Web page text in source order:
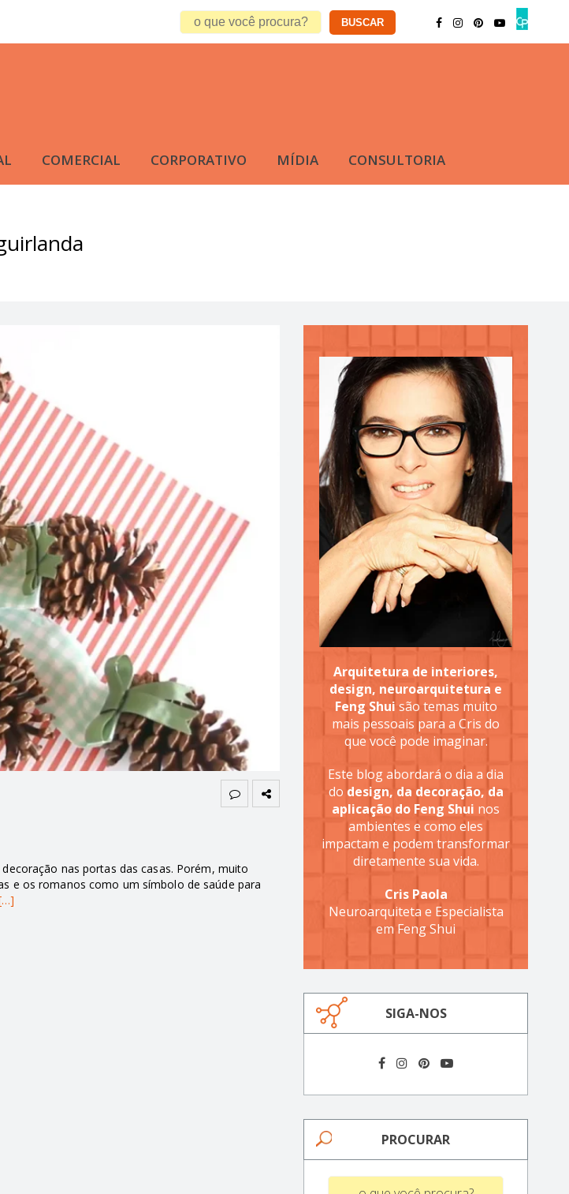
COMERCIAL CORPORATIVO MÍDIA
CONSULTORIA
nas portas das casas. Porém, muito
e os romanos como um símbolo de saúde para
Arquitetura de interiores,
design, neuroarquitetura e
Feng Shui são temas muito
mais pessoais para a Cris do
que você pode imaginar.
Este blog abordará o dia a dia
do design, da decoração, da
aplicação do Feng Shui nos
ambientes e como eles
impactam e podem transformar
diretamente sua vida.
Cris Paola
Neuroarquiteta e Especialista
em Feng Shui
SIGA-NOS
PROCURAR